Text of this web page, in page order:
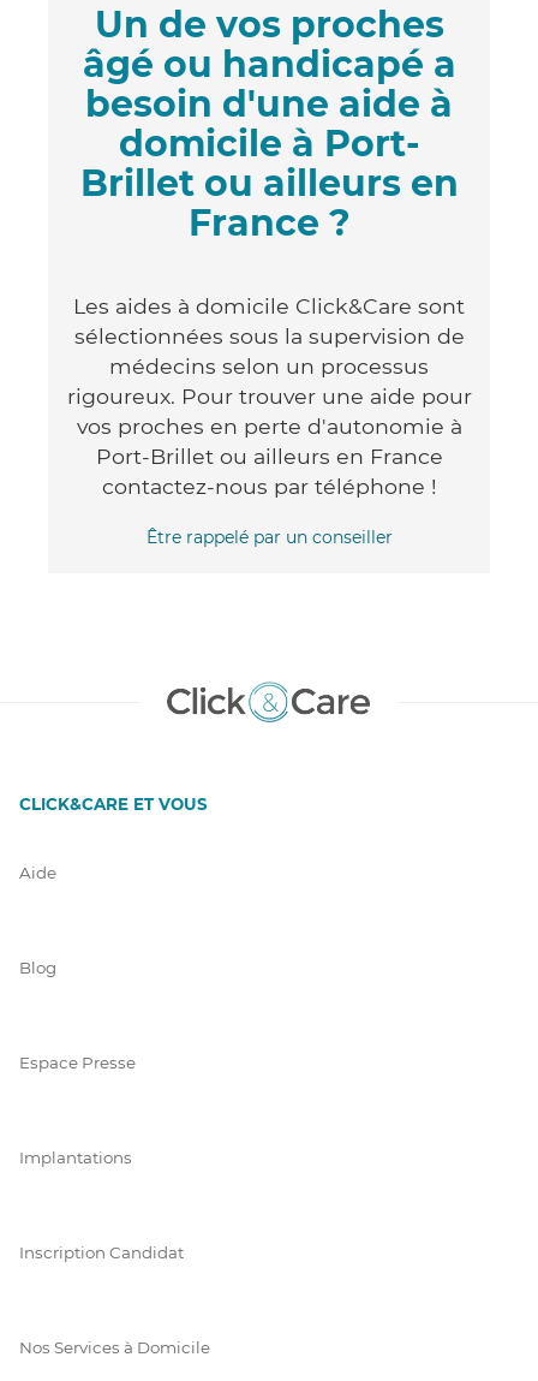
Un de vos proches
âgé ou handicapé a
besoin d'une aide à
domicile à Port-
Brillet ou ailleurs en
France ?
Les aides à domicile Click&Care sont
sélectionnées sous la supervision de
médecins selon un processus
rigoureux. Pour trouver une aide pour
vos proches en perte d'autonomie à
Port-Brillet ou ailleurs en France
contactez-nous par téléphone !
Être rappelé par un conseiller
CLICK&CARE ET VOUS
Aide
Blog
Espace Presse
Implantations
Inscription Candidat
Nos Services à Domicile